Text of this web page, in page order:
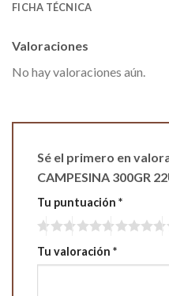
FICHA TÉCNICA
Valoraciones
No hay valoraciones aún.
Sé el primero en
CAMPESINA 300GR
Tu puntuación *
Tu valoración *